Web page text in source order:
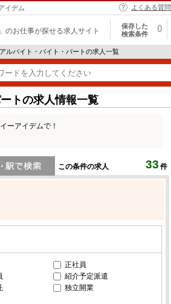
イデム よくある質問
のお仕事が探せる求人サイト
保存した
検索条件
0
ルバイト・バイト・パートの求人一覧
トの求人情報一覧
ーアイデムで！
この条件の求人 33 件
正社員
紹介予定派遣
独立開業